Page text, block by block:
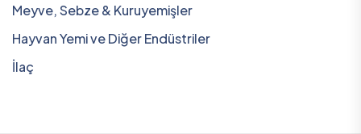
Meyve, Sebze & Kuruyemişler
Hayvan Yemi ve Diğer Endüstriler
İlaç